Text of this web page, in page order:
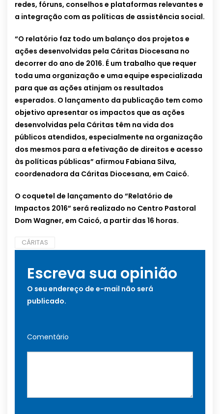
redes, fóruns, conselhos e plataformas relevantes e
a integração com as políticas de assistência social.
“O relatório faz todo um balanço dos projetos e
ações desenvolvidas pela Cáritas Diocesana no
decorrer do ano de 2016. É um trabalho que requer
toda uma organização e uma equipe especializada
para que as ações atinjam os resultados
esperados. O lançamento da publicação tem como
objetivo apresentar os impactos que as ações
desenvolvidas pela Cáritas têm na vida dos
públicos atendidos, especialmente na organização
dos mesmos para a efetivação de direitos e acesso
às políticas públicas” afirmou Fabiana Silva,
coordenadora da Cáritas Diocesana, em Caicó.
O coquetel de lançamento do “Relatório de
Impactos 2016” será realizado no Centro Pastoral
Dom Wagner, em Caicó, a partir das 16 horas.
CÁRITAS
Escreva sua opinião
O seu endereço de e-mail não será
publicado.
Comentário